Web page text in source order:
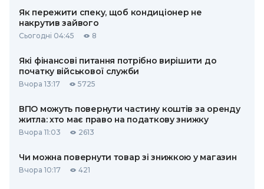
Як пережити спеку, щоб кондиціонер не
накрутив зайвого
Сьогодні 04:45 8
Які фінансові питання потрібно вирішити до
початку військової служби
Вчора 13:17 5725
ВПО можуть повернути частину коштів за оренду
житла: хто має право на податкову знижку
Вчора 11:03 2613
Чи можна повернути товар зі знижкою у магазин
Вчора 10:17 421